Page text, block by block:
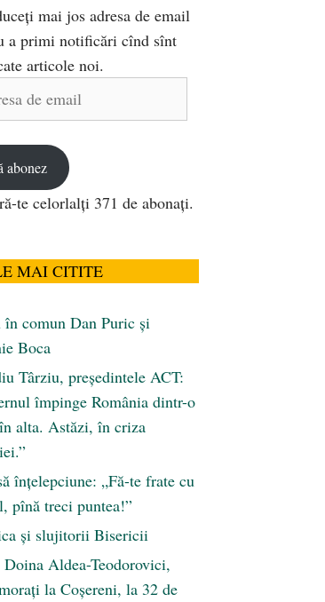
mai jos adresa de email
a primi notificări cînd sînt
articole noi.
abonez
te celorlalți 371 de abonați.
MAI CITITE
în comun Dan Puric şi
Boca
Târziu, președintele ACT:
împinge România dintr-o
alta. Astăzi, în criza
înțelepciune: „Fă-te frate cu
pînă treci puntea!”
și slujitorii Bisericii
Aldea-Teodorovici,
la Coșereni, la 32 de